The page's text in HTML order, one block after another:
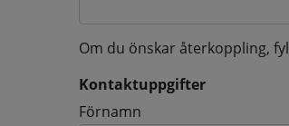
Om du önskar återkoppling,
Kontaktuppgifter
Kontaktuppgifter
Förnamn